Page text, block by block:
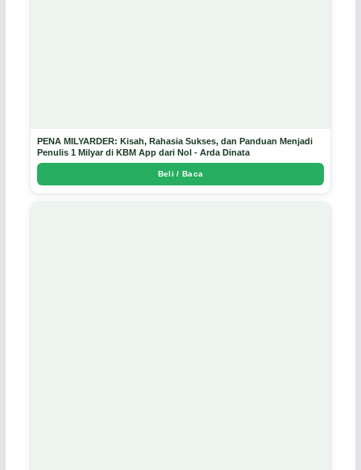
PENA MILYARDER: Kisah, Rahasia Sukses, dan Panduan Menjadi
Penulis 1 Milyar di KBM App dari Nol - Arda Dinata
Beli / Baca